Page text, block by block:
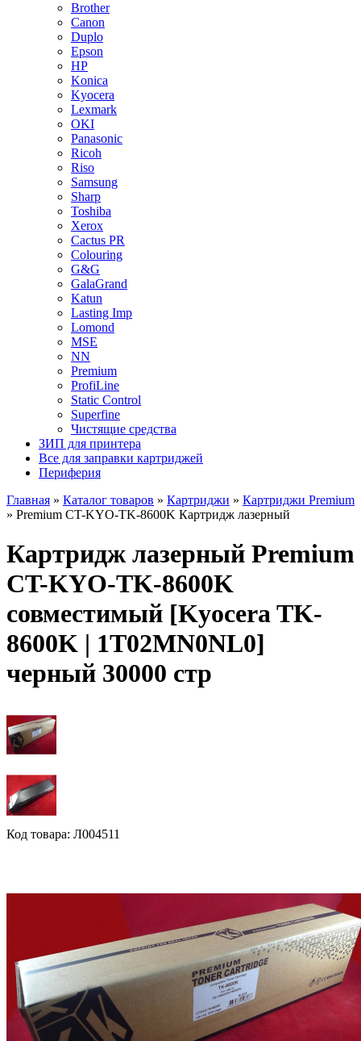
Brother
Canon
Duplo
Epson
HP
Konica
Kyocera
Lexmark
OKI
Panasonic
Ricoh
Riso
Samsung
Sharp
Toshiba
Xerox
Cactus PR
Colouring
G&G
GalaGrand
Katun
Lasting Imp
Lomond
MSE
NN
Premium
ProfiLine
Static Control
Superfine
Чистящие средства
ЗИП для принтера
Все для заправки картриджей
Периферия
Главная » Каталог товаров » Картриджи » Картриджи Premium
» Premium CT-KYO-TK-8600K Картридж лазерный
Картридж лазерный Premium
CT-KYO-TK-8600K
совместимый [Kyocera TK-
8600K | 1T02MN0NL0]
черный 30000 стр
Код товара: Л004511